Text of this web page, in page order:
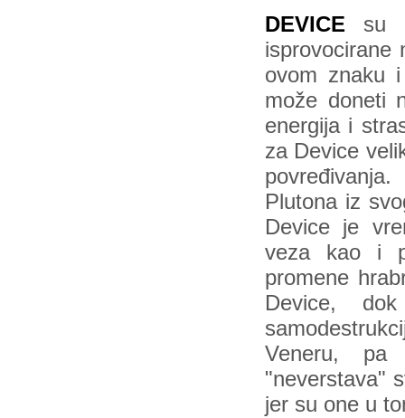
DEVICE su
isprovocirane
ovom znaku
može doneti
energija i
za Device
Plutona iz
Device je
veza kao i
promene
Device,
Veneru, pa
"neverstava"
jer su one u